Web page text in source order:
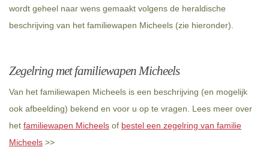
wordt geheel naar wens gemaakt volgens de heraldische
beschrijving van het familiewapen Micheels (zie hieronder).
Zegelring met familiewapen Micheels
Van het familiewapen Micheels is een beschrijving (en mogelijk
ook afbeelding) bekend en voor u op te vragen. Lees meer over
het familiewapen Micheels of bestel een zegelring van familie
Micheels >>